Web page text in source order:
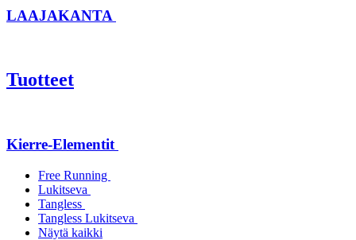
LAAJAKANTA
Tuotteet
Kierre-Elementit
Free Running
Lukitseva
Tangless
Tangless Lukitseva
Näytä kaikki